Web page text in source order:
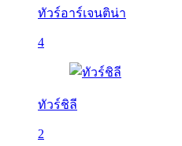
ทัวร์อาร์เจนติน่า
4
ทัวร์ชิลี
2